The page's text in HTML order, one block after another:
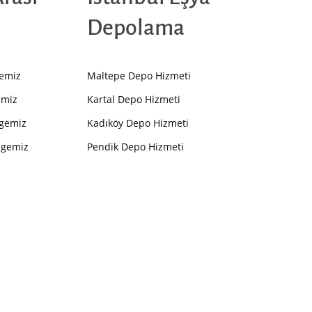
Depolama
Maltepe Depo Hizmeti
Kartal Depo Hizmeti
Kadıköy Depo Hizmeti
Pendik Depo Hizmeti